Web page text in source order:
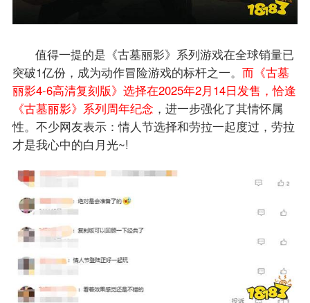
值得一提的是《古墓丽影》系列游戏在全球销量已
突破1亿份，成为动作冒险游戏的标杆之一。 而《古墓
丽影4-6高清复刻版》选择在2025年2月14日发售，恰逢
《古墓丽影》系列周年纪念 ，进一步强化了其情怀属
性。不少网友表示：情人节选择和劳拉一起度过，劳拉
才是我心中的白月光~!